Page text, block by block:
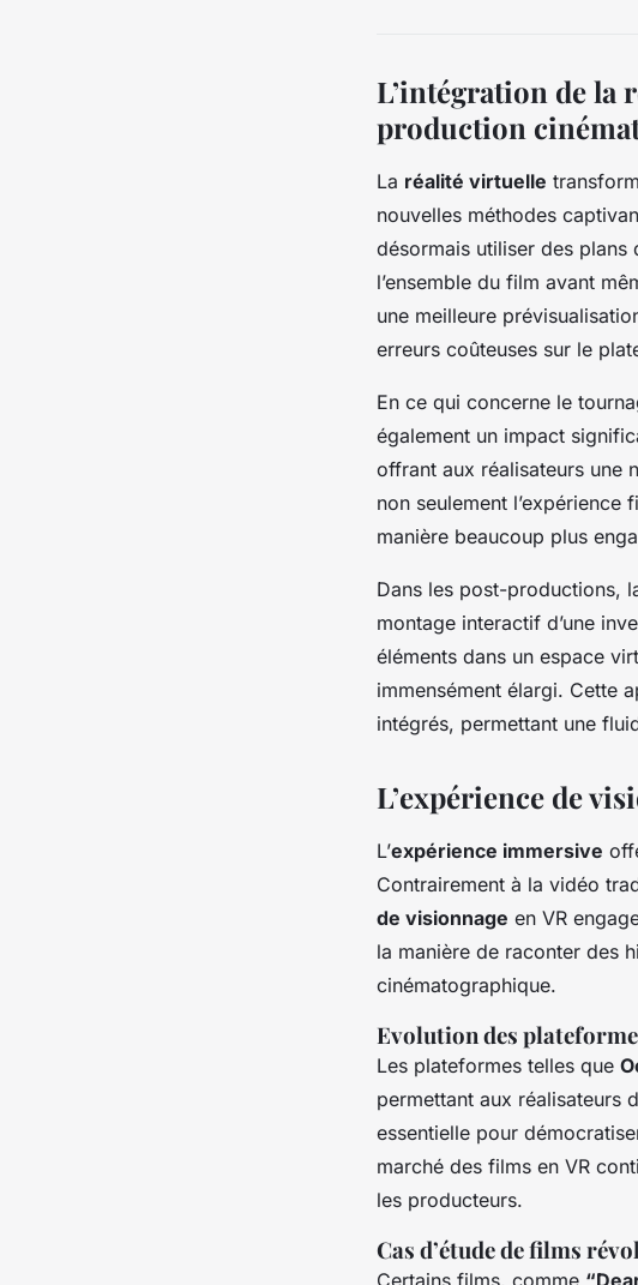
L’intégration de la
production
La réalité virtuelle
nouvelles méthodes
désormais utiliser des
l’ensemble du film avant
une meilleure
erreurs coûteuses sur le
En ce qui concerne le
également un impact
offrant aux réalisateurs une
non seulement l’expérience
manière beaucoup plus
Dans les post-productions,
montage interactif d’une
éléments dans un espace
immensément élargi. Cette
intégrés, permettant une
L’expérience de
L’expérience immersive
Contrairement à la vidéo
de visionnage en VR
la manière de raconter des
cinématographique.
Evolution des
Les plateformes telles que
permettant aux réalisateurs
essentielle pour
marché des films en VR
les producteurs.
Cas d’étude de films
Certains films, comme